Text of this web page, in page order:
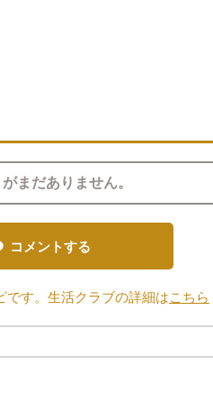
まだありません。
コメントする
です。生活クラブの詳細はこちら